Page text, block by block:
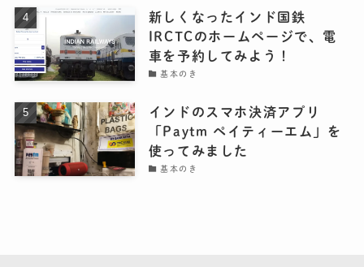
新しくなったインド国鉄
IRCTCのホームページで、電
車を予約してみよう！
基本のき
インドのスマホ決済アプリ
「Paytm ペイティーエム」を
使ってみました
基本のき